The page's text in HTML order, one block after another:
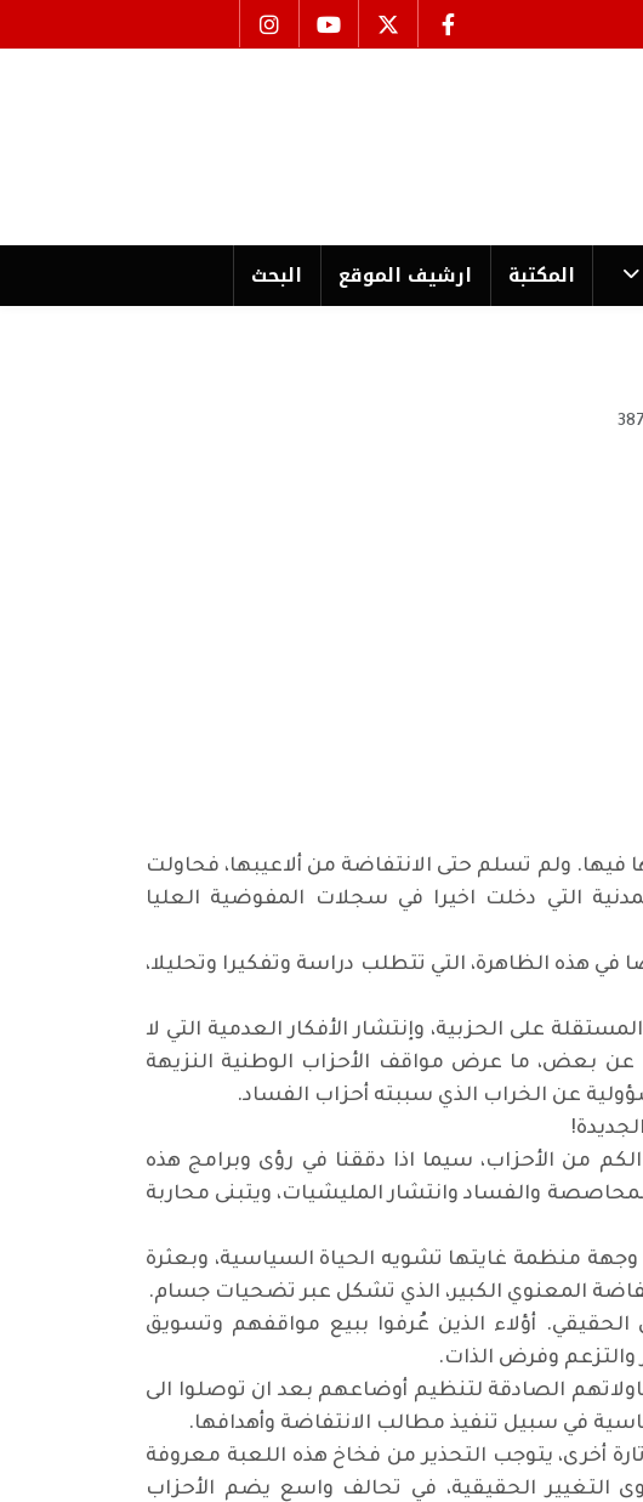
المكتبة ارشیف الموقع البحث
ولم تسلم حتى الانتفاضة من ألاعيبها، فحاولت
التي دخلت اخيرا في سجلات المفوضية العليا
هذه الظاهرة، التي تتطلب دراسة وتفكيرا وتحليلا،
على الحزبية، وإنتشار الأفكار العدمية التي لا
عن بعض، ما عرض مواقف الأحزاب الوطنية النزيهة
عن الخراب الذي سببته أحزاب الفساد.
!
من الأحزاب، سيما اذا دققنا في رؤى وبرامج هذه
والفساد وانتشار المليشيات، ويتبنى محاربة
منظمة غايتها تشويه الحياة السياسية، وبعثرة
المعنوي الكبير، الذي تشكل عبر تضحيات جسام.
أؤلاء الذين عُرفوا ببيع مواقفهم وتسويق
وفرض الذات.
الصادقة لتنظيم أوضاعهم بعد ان توصلوا الى
في سبيل تنفيذ مطالب الانتفاضة وأهدافها.
أخرى، يتوجب التحذير من فخاخ هذه اللعبة معروفة
التغيير الحقيقية، في تحالف واسع يضم الأحزاب